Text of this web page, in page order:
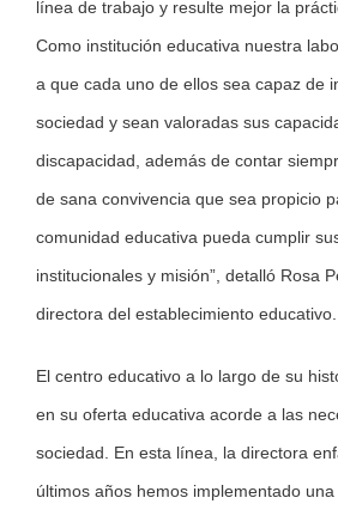
línea de trabajo y resulte mejor la
Como institución educativa nuestra
a que cada uno de ellos sea capaz de
sociedad y sean valoradas sus
discapacidad, además de contar
de sana convivencia que sea propicio
comunidad educativa pueda cumplir
institucionales y misión”, detalló Rosa
directora del establecimiento educativo.
El centro educativo a lo largo de su
en su oferta educativa acorde a las
sociedad. En esta línea, la directora
últimos años hemos implementado